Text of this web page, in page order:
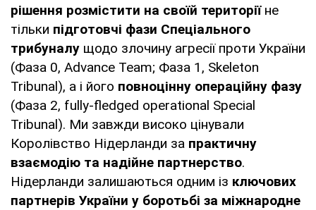
рішення розмістити на своїй території не
тільки підготовчі фази Спеціального
трибуналу щодо злочину агресії проти України
(Фаза 0, Advance Team; Фаза 1, Skeleton
Tribunal), а і його повноцінну операційну фазу
(Фаза 2, fully-fledged operational Special
Tribunal). Ми завжди високо цінували
Королівство Нідерланди за практичну
взаємодію та надійне партнерство.
Нідерланди залишаються одним із ключових
партнерів України у боротьбі за міжнародне